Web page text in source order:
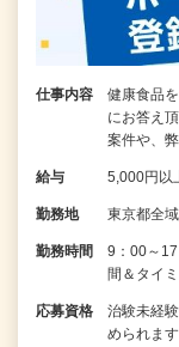
仕事内容
健康食品
にお答え
案件や、
給与 5,000円以
勤務地 東京都全域
勤務時間
9：00～
間＆タイ
応募資格
治験未経
められます